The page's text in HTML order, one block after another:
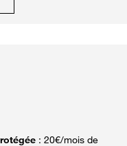
: 20€/mois de